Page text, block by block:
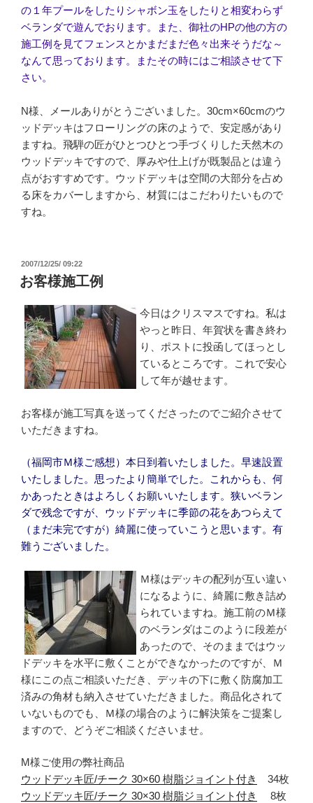
の１年プールをしたりシャボン玉をしたりと相変わらず
ベランダで遊んでおります。また、御社のHPの他の方の
施工例を見てフェンスとかまだまだ色々出来そうだな～
なんて思っております。またその時にはご相談させて下
さい。
N様、メールありがとうございました。30cm×60cmのウ
ッドデッキはフローリングの床のようで、安定感があり
ますね。飛騨の匠がひとつひとつ手づくりした天然木の
ウッドデッキですので、厚みや仕上げが既製品とは違う
点がおすすめです。ウッドデッキは空間の大部分を占め
る床をカバーしますから、材質にはこだわりたいもので
すね。
投
稿
日:
2007/12/25/ 09:22
お客様施工例
今日はクリスマスですね。私は
やっと昨日、年賀状を書き終わ
り、ポストに投函してほっとし
ているところです。これで安心
して年が越せます。
お客様が施工写真を送ってくださったのでご紹介させて
いただきますね。
（福岡市Ｍ様ご感想）本日到着いたしました。早速設置
いたしました。思ったより簡単でした。これからも、何
かあったときはよろしくお願いいたします。狭いベラン
ダで残念ですが、ウッドデッキに季節の花をあつらえて
（まだ未完ですが）綺麗に使っていこうと思います。有
難うございました。
Ｍ様はデッキの配列が互い違い
になるように、綺麗に敷き詰め
られていますね。施工前のＭ様
のベランダはこのように段差が
あったので、そのままではウッ
ドデッキを水平に敷くことができなかったのですが、Ｍ
様にこの点ご相談いただき、デッキの下に敷く防腐加工
済みの角材も納入させていただきました。商品化されて
いないものでも、Ｍ様の場合のように解決策をご提案し
ますので、どうぞご相談くださいませ。
M様ご使用の弊社商品
ウッドデッキ匠/チーク 30×60 樹脂ジョイント付き
34枚
ウッドデッキ匠/チーク 30×30 樹脂ジョイント付き
8枚